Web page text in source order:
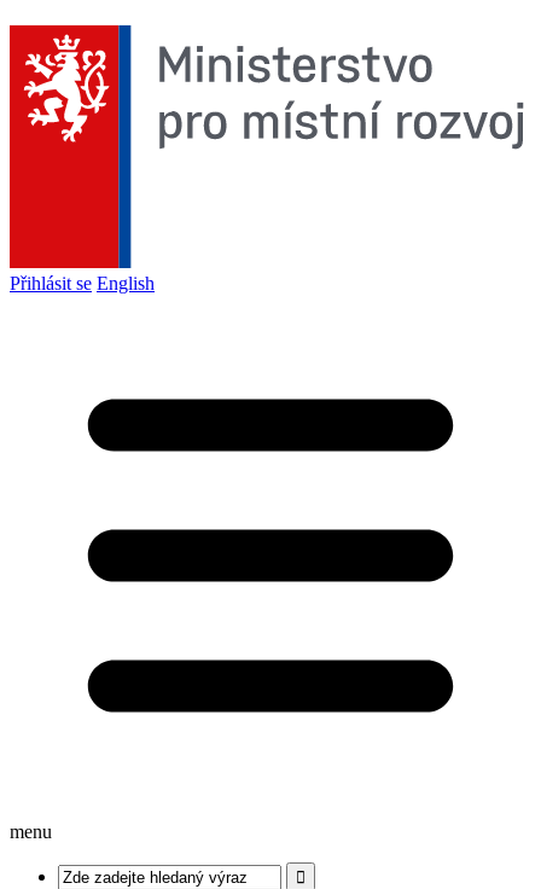
Přihlásit se English
menu